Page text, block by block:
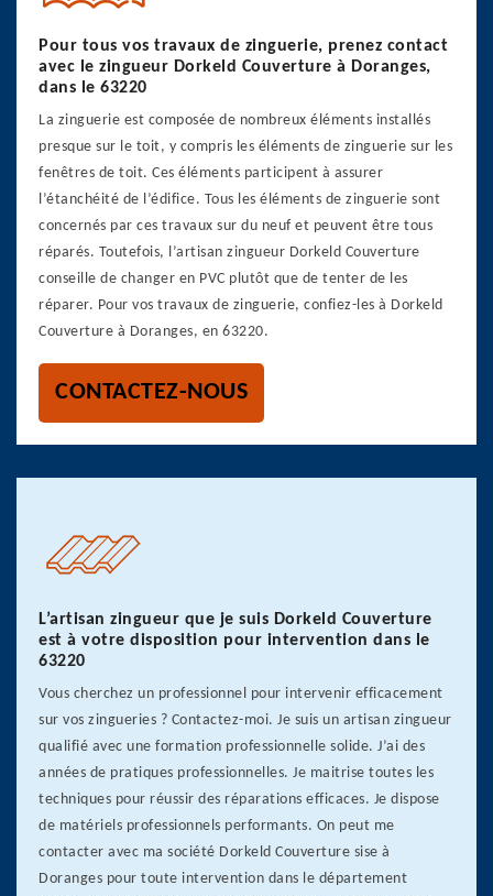
Pour tous vos travaux de zinguerie, prenez contact
avec le zingueur Dorkeld Couverture à Doranges,
dans le 63220
La zinguerie est composée de nombreux éléments installés
presque sur le toit, y compris les éléments de zinguerie sur les
fenêtres de toit. Ces éléments participent à assurer
l’étanchéité de l’édifice. Tous les éléments de zinguerie sont
concernés par ces travaux sur du neuf et peuvent être tous
réparés. Toutefois, l’artisan zingueur Dorkeld Couverture
conseille de changer en PVC plutôt que de tenter de les
réparer. Pour vos travaux de zinguerie, confiez-les à Dorkeld
Couverture à Doranges, en 63220.
CONTACTEZ-NOUS
L’artisan zingueur que je suis Dorkeld Couverture
est à votre disposition pour intervention dans le
63220
Vous cherchez un professionnel pour intervenir efficacement
sur vos zingueries ? Contactez-moi. Je suis un artisan zingueur
qualifié avec une formation professionnelle solide. J’ai des
années de pratiques professionnelles. Je maitrise toutes les
techniques pour réussir des réparations efficaces. Je dispose
de matériels professionnels performants. On peut me
contacter avec ma société Dorkeld Couverture sise à
Doranges pour toute intervention dans le département